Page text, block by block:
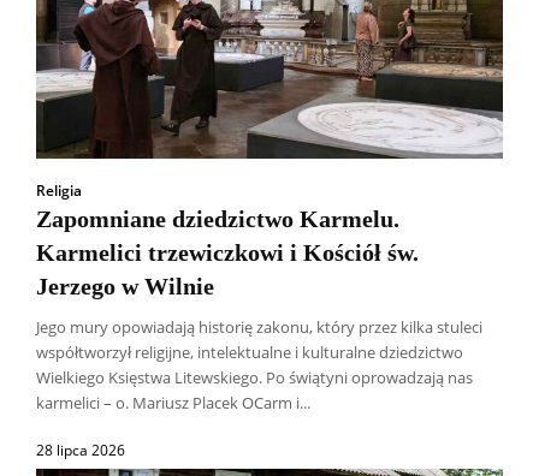
Religia
Zapomniane dziedzictwo Karmelu.
Karmelici trzewiczkowi i Kościół św.
Jerzego w Wilnie
Jego mury opowiadają historię zakonu, który przez kilka stuleci
współtworzył religijne, intelektualne i kulturalne dziedzictwo
Wielkiego Księstwa Litewskiego. Po świątyni oprowadzają nas
karmelici – o. Mariusz Placek OCarm i...
28 lipca 2026